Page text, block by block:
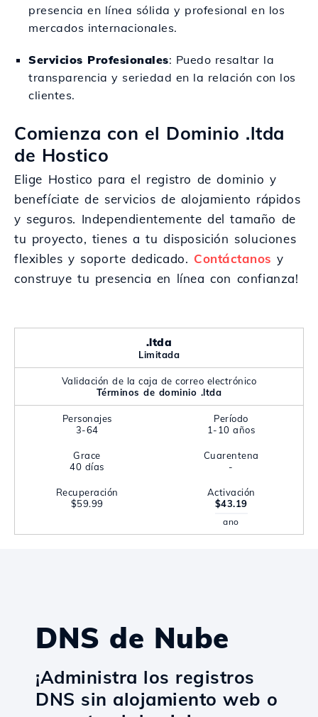
presencia en línea sólida y profesional en los
mercados internacionales.
Servicios Profesionales: Puedo resaltar la
transparencia y seriedad en la relación con los
clientes.
Comienza con el Dominio .ltda
de Hostico
Elige Hostico para el registro de dominio y
benefíciate de servicios de alojamiento rápidos
y seguros. Independientemente del tamaño de
tu proyecto, tienes a tu disposición soluciones
flexibles y soporte dedicado. Contáctanos y
construye tu presencia en línea con confianza!
.ltda
Limitada
Validación de la caja de correo electrónico
Términos de dominio .ltda
Personajes
3-64
Período
1-10 años
Grace
40 días
Cuarentena
-
Recuperación
$59.99
Activación
$43.19
ano
DNS de Nube
¡Administra los registros
DNS sin alojamiento web o